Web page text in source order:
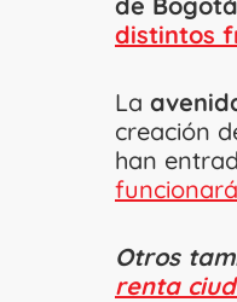
distintos
La
creación
han
Otros
renta